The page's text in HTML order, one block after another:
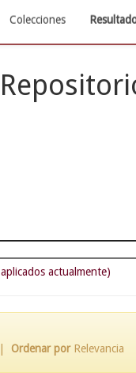
Colecciones
actualmente)
Ordenar por Relevancia